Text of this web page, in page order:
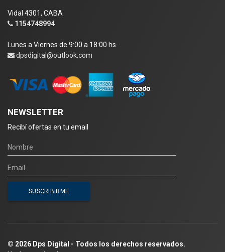
Vidal 4301, CABA
1154748994
Lunes a Viernes de 9:00 a 18:00 hs.
dpsdigital@outlook.com
NEWSLETTER
Recibí ofertas en tu email
© 2026 Dps Digital - Todos los derechos reservados.